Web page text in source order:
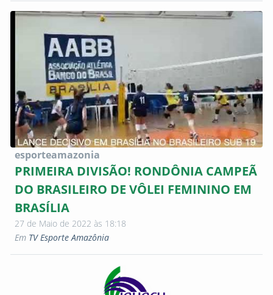
esporteamazonia
PRIMEIRA DIVISÃO! RONDÔNIA CAMPEÃ
DO BRASILEIRO DE VÔLEI FEMININO EM
BRASÍLIA
27 de Maio de 2022 às 18:18
Em TV Esporte Amazônia